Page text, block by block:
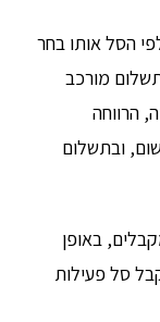
הסל אותו בחר
מורכב
הרווחה
ובתשלום
באופן
סל פעילות